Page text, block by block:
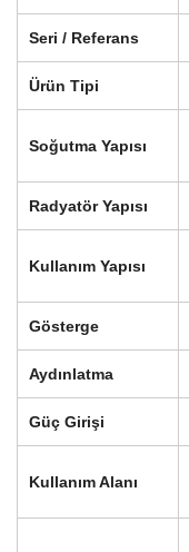
Seri / Referans
Ürün Tipi
Soğutma Yapısı
Radyatör Yapısı
Kullanım Yapısı
Gösterge
Aydınlatma
Güç Girişi
Kullanım Alanı